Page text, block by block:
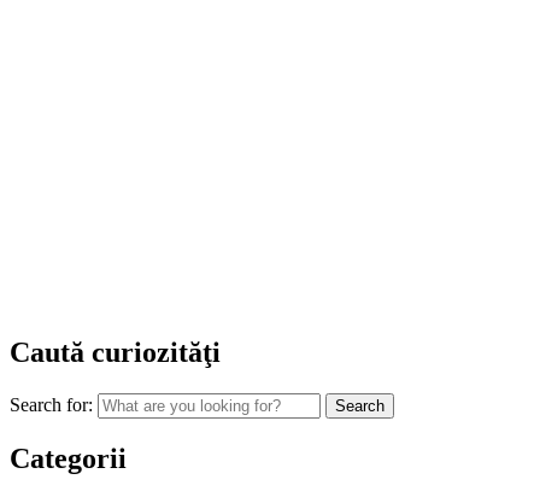
Caută curiozităţi
Search for:
Categorii